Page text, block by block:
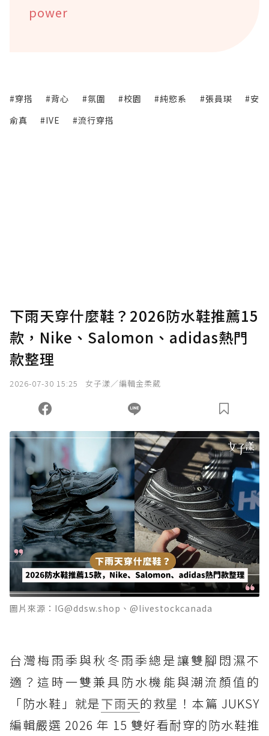
power
#穿搭 #背心 #氛圍 #校園 #純慾系 #張員瑛
#安
俞真
#IVE #流行穿搭
下雨天穿什麼鞋？2026防水鞋推薦15
款，Nike、Salomon、adidas熱門
款整理
2026-07-30 15:25 女子漾／編輯金柔葳
圖片來源：IG@ddsw.shop、@livestockcanada
台灣梅雨季與秋冬雨季總是讓雙腳悶濕不
適？這時一雙兼具防水機能與潮流顏值的
「防水鞋」就是下雨天的救星！本篇 JUKSY
編輯嚴選 2026 年 15 雙好看耐穿的防水鞋推